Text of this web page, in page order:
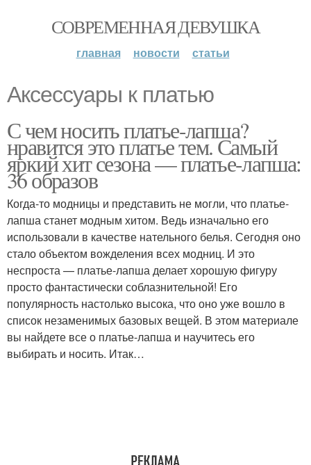
СОВРЕМЕННАЯ ДЕВУШКА
главная новости статьи
Аксессуары к платью
С чем носить платье-лапша?
нравится это платье тем. Самый
яркий хит сезона — платье-лапша:
36 образов
Когда-то модницы и представить не могли, что платье-
лапша станет модным хитом. Ведь изначально его
использовали в качестве нательного белья. Сегодня оно
стало объектом вожделения всех модниц. И это
неспроста — платье-лапша делает хорошую фигуру
просто фантастически соблазнительной! Его
популярность настолько высока, что оно уже вошло в
список незаменимых базовых вещей. В этом материале
вы найдете все о платье-лапша и научитесь его
выбирать и носить. Итак…